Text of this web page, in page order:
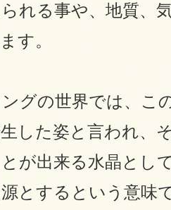
れる事や、地質、
す。
グの世界では、こ
した姿と言われ、
が出来る水晶とし
とするという意味